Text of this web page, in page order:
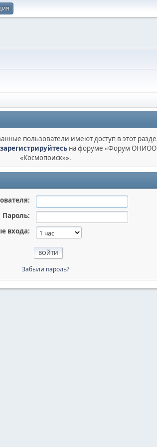
пользователи имеют доступ в этот
зарегистрируйтесьна форуме «Форум ОНИОО
«Космопоиск»».
Пароль:
входа:
Забыли пароль?